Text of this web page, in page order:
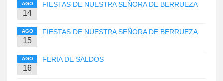
AGO
14
FIESTAS DE NUESTRA SEÑORA DE BERRUEZA
AGO
15
FIESTAS DE NUESTRA SEÑORA DE BERRUEZA
AGO
16
FERIA DE SALDOS